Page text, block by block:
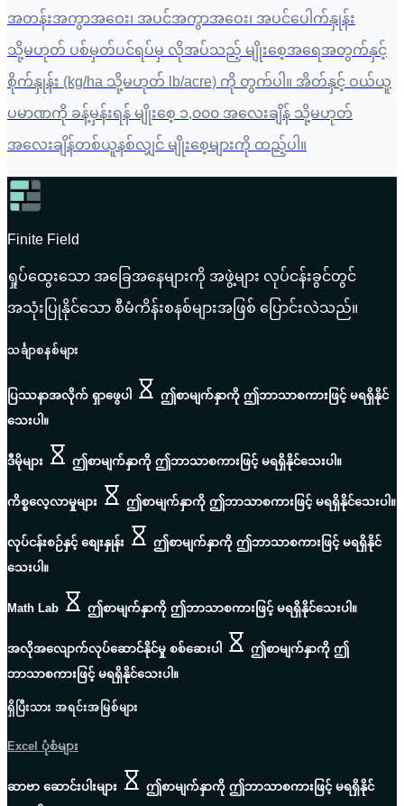
အတန်းအကွာအဝေး၊ အပင်အကွာအဝေး၊ အပင်ပေါက်နှုန်း
သို့မဟုတ် ပစ်မှတ်ပင်ရပ်မှ လိုအပ်သည့် မျိုးစေ့အရေအတွက်နှင့်
စိုက်နှုန်း (kg/ha သို့မဟုတ် lb/acre) ကို တွက်ပါ။ အိတ်နှင့် ဝယ်ယူ
ပမာဏကို ခန့်မှန်းရန် မျိုးစေ့ ၁,၀၀၀ အလေးချိန် သို့မဟုတ်
အလေးချိန်တစ်ယူနစ်လျှင် မျိုးစေ့များကို ထည့်ပါ။
Finite Field
ရှုပ်ထွေးသော အခြေအနေများကို အဖွဲ့များ လုပ်ငန်းခွင်တွင်
အသုံးပြုနိုင်သော စီမံကိန်းစနစ်များအဖြစ် ပြောင်းလဲသည်။
သင်္ချာစနစ်များ
ပြဿနာအလိုက် ရှာဖွေပါ
ဤစာမျက်နှာကို ဤဘာသာစကားဖြင့် မရရှိနိုင်
သေးပါ။
ဒီမိုများ ဤစာမျက်နှာကို ဤဘာသာစကားဖြင့် မရရှိနိုင်သေးပါ။
ကိစ္စလေ့လာမှုများ ဤစာမျက်နှာကို ဤဘာသာစကားဖြင့် မရရှိနိုင်သေးပါ။
လုပ်ငန်းစဉ်နှင့် စျေးနှုန်း
ဤစာမျက်နှာကို ဤဘာသာစကားဖြင့် မရရှိနိုင်
သေးပါ။
Math Lab ဤစာမျက်နှာကို ဤဘာသာစကားဖြင့် မရရှိနိုင်သေးပါ။
အလိုအလျောက်လုပ်ဆောင်နိုင်မှု စစ်ဆေးပါ
ဤစာမျက်နှာကို ဤ
ဘာသာစကားဖြင့် မရရှိနိုင်သေးပါ။
ရှိပြီးသား အရင်းအမြစ်များ
Excel ပုံစံများ
ဆာဗာ ဆောင်းပါးများ
ဤစာမျက်နှာကို ဤဘာသာစကားဖြင့် မရရှိနိုင်